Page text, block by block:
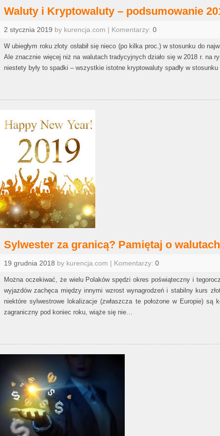
Waluty i Kryptowaluty – podsumowanie
2 stycznia 2019 by kurencja.com | Komentarzy: 0
W ubiegłym roku złoty osłabił się nieco (po kilka proc.) w stosunku do
Ale znacznie więcej niż na walutach tradycyjnych działo się w 2018 r. na
niestety były to spadki – wszystkie istotne kryptowaluty spadły w
Sylwester za granicą? Pamiętaj o
19 grudnia 2018 by kurencja.com | Komentarzy: 0
Można oczekiwać, że wielu Polaków spędzi okres poświąteczny i
wyjazdów zachęca między innymi wzrost wynagrodzeń i stabilny kurs
niektóre sylwestrowe lokalizacje (zwłaszcza te położone w Europie)
zagraniczny pod koniec roku, wiąże się nie…